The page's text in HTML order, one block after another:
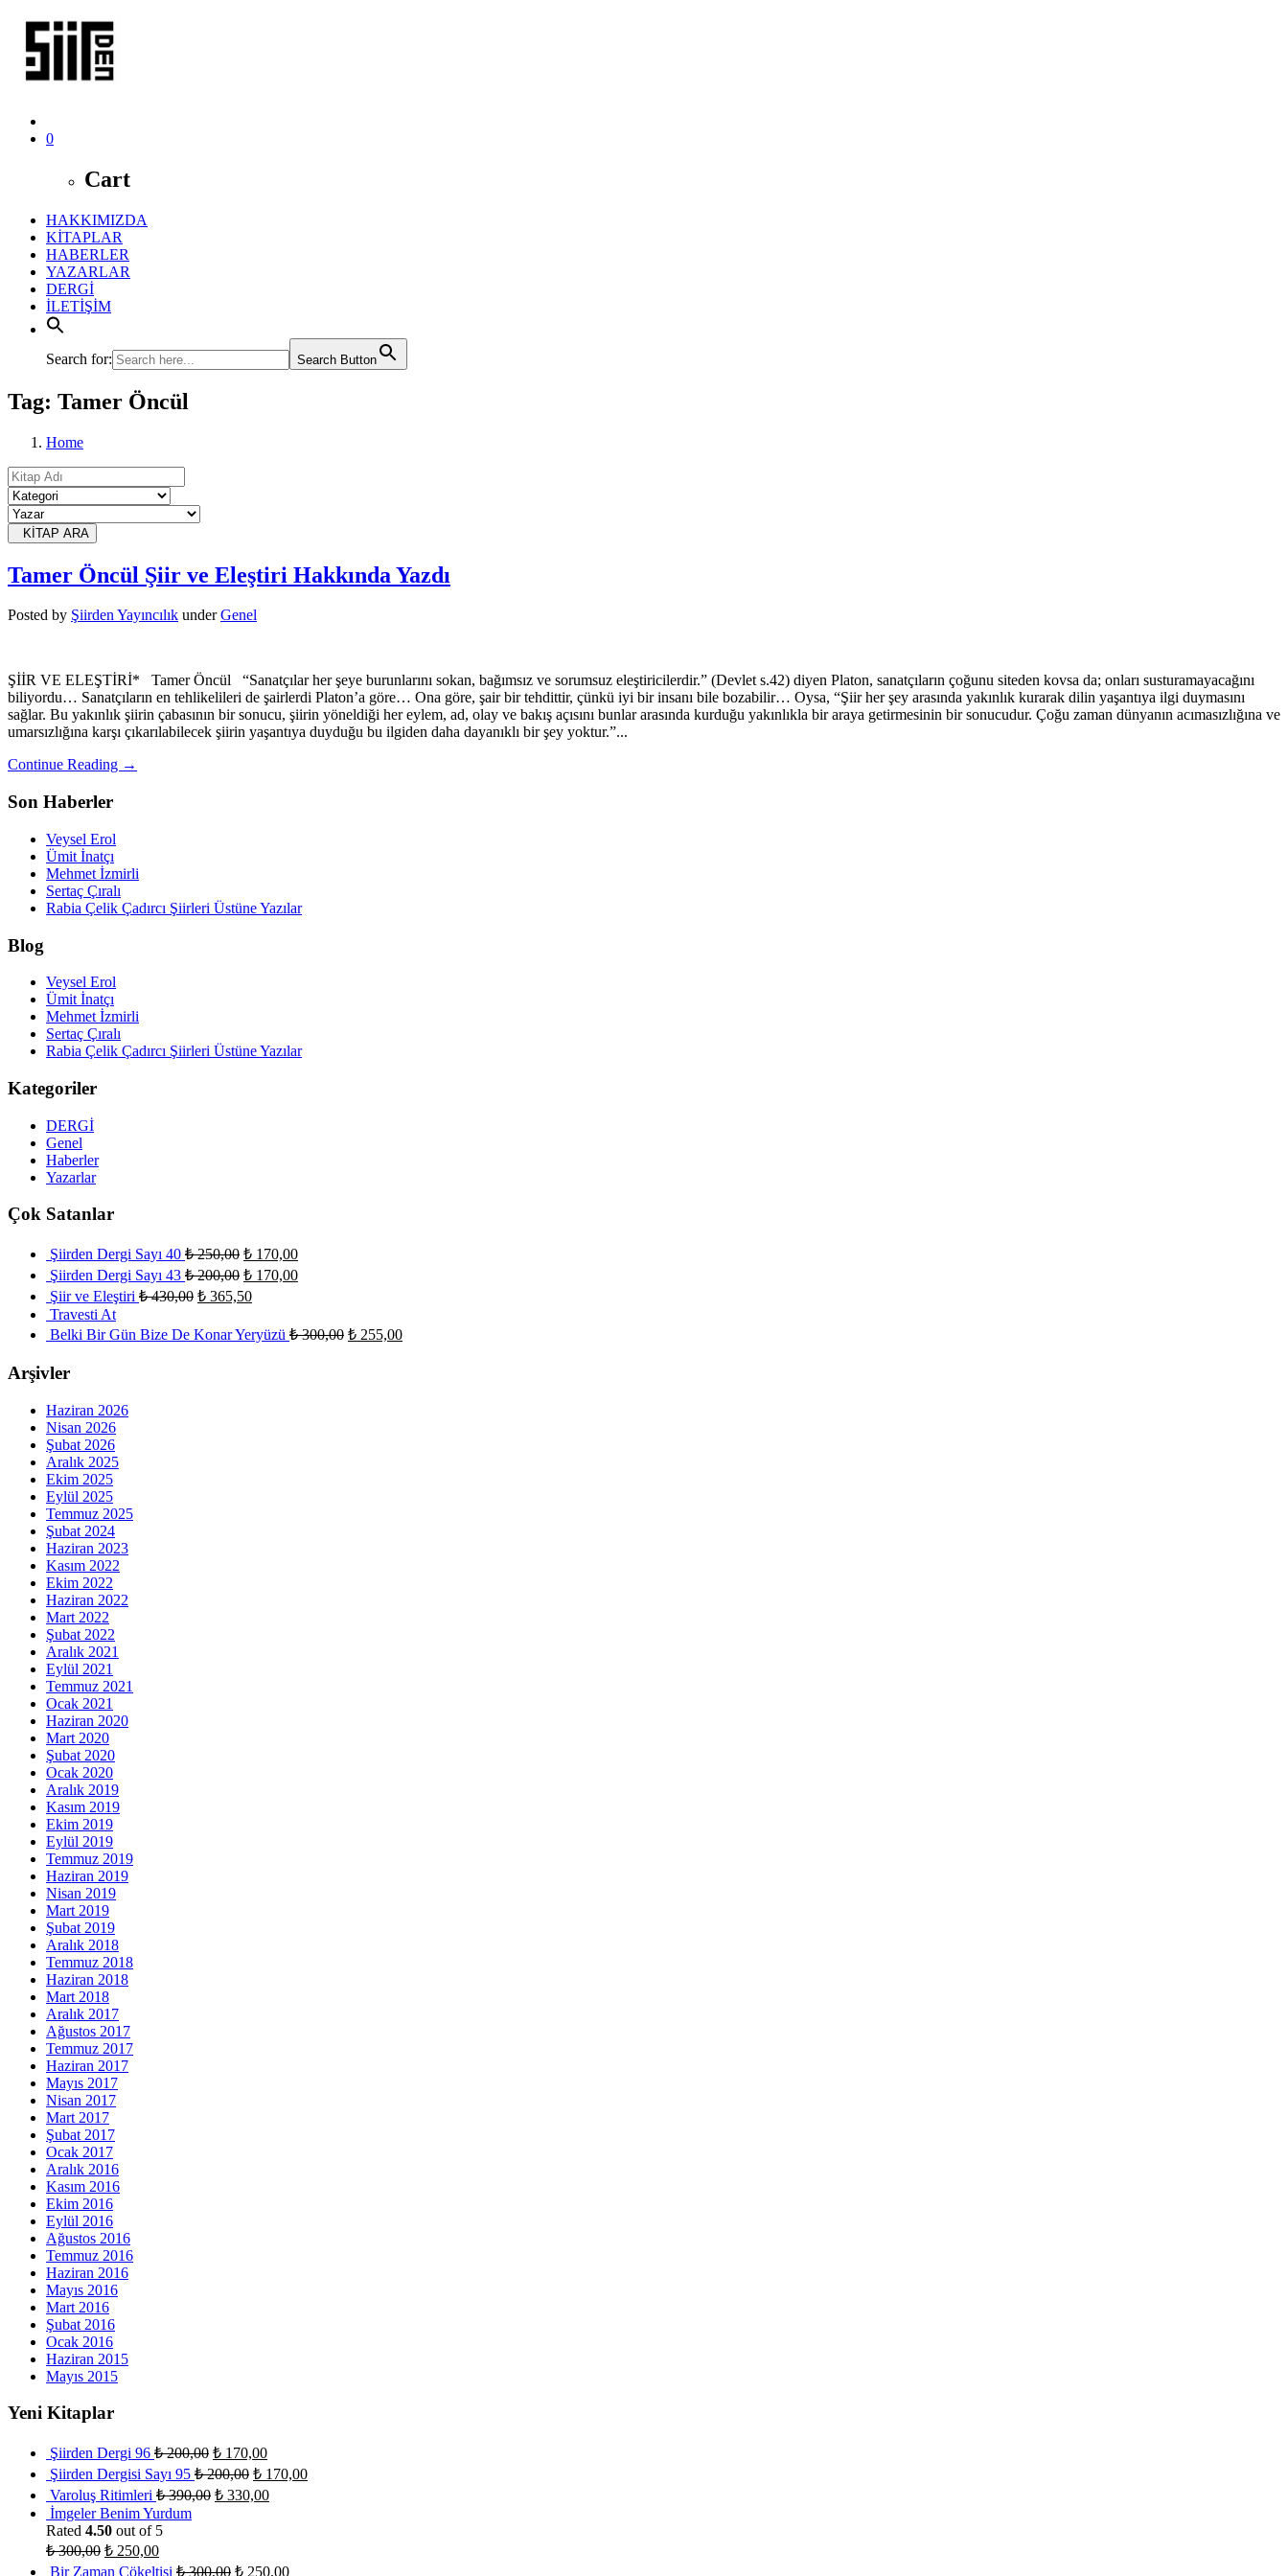
0
Cart
HAKKIMIZDA
KİTAPLAR
HABERLER
YAZARLAR
DERGİ
İLETİŞİM
Search for: Search Button
Tag: Tamer Öncül
Home
KİTAP ARA
Tamer Öncül Şiir ve Eleştiri Hakkında Yazdı
Posted by Şiirden Yayıncılık underGenel
ŞİİR VE ELEŞTİRİ* Tamer Öncül “Sanatçılar her şeye burunlarını sokan, bağımsız ve sorumsuz eleştiricilerdir.” (Devlet s.42) diyen Platon, sanatçıların çoğunu siteden kovsa da; onları susturamayacağını
biliyordu… Sanatçıların en tehlikelileri de şairlerdi Platon’a göre… Ona göre, şair bir tehdittir, çünkü iyi bir insanı bile bozabilir… Oysa, “Şiir her şey arasında yakınlık kurarak dilin yaşantıya ilgi duymasını
sağlar. Bu yakınlık şiirin çabasının bir sonucu, şiirin yöneldiği her eylem, ad, olay ve bakış açısını bunlar arasında kurduğu yakınlıkla bir araya getirmesinin bir sonucudur. Çoğu zaman dünyanın acımasızlığına ve
umarsızlığına karşı çıkarılabilecek şiirin yaşantıya duyduğu bu ilgiden daha dayanıklı bir şey yoktur.”...
Continue Reading →
Son Haberler
Veysel Erol
Ümit İnatçı
Mehmet İzmirli
Sertaç Çıralı
Rabia Çelik Çadırcı Şiirleri Üstüne Yazılar
Blog
Veysel Erol
Ümit İnatçı
Mehmet İzmirli
Sertaç Çıralı
Rabia Çelik Çadırcı Şiirleri Üstüne Yazılar
Kategoriler
DERGİ
Genel
Haberler
Yazarlar
Çok Satanlar
Şiirden Dergi Sayı 40 ₺250,00 ₺ 170,00
Şiirden Dergi Sayı 43 ₺200,00 ₺ 170,00
Şiir ve Eleştiri ₺430,00 ₺ 365,50
Travesti At
Belki Bir Gün Bize De Konar Yeryüzü ₺300,00 ₺ 255,00
Arşivler
Haziran 2026
Nisan 2026
Şubat 2026
Aralık 2025
Ekim 2025
Eylül 2025
Temmuz 2025
Şubat 2024
Haziran 2023
Kasım 2022
Ekim 2022
Haziran 2022
Mart 2022
Şubat 2022
Aralık 2021
Eylül 2021
Temmuz 2021
Ocak 2021
Haziran 2020
Mart 2020
Şubat 2020
Ocak 2020
Aralık 2019
Kasım 2019
Ekim 2019
Eylül 2019
Temmuz 2019
Haziran 2019
Nisan 2019
Mart 2019
Şubat 2019
Aralık 2018
Temmuz 2018
Haziran 2018
Mart 2018
Aralık 2017
Ağustos 2017
Temmuz 2017
Haziran 2017
Mayıs 2017
Nisan 2017
Mart 2017
Şubat 2017
Ocak 2017
Aralık 2016
Kasım 2016
Ekim 2016
Eylül 2016
Ağustos 2016
Temmuz 2016
Haziran 2016
Mayıs 2016
Mart 2016
Şubat 2016
Ocak 2016
Haziran 2015
Mayıs 2015
Yeni Kitaplar
Şiirden Dergi 96 ₺200,00 ₺ 170,00
Şiirden Dergisi Sayı 95 ₺200,00 ₺ 170,00
Varoluş Ritimleri ₺390,00 ₺ 330,00
İmgeler Benim Yurdum
Rated 4.50 out of 5
₺300,00 ₺ 250,00
Bir Zaman Çökeltisi ₺300,00 ₺ 250,00